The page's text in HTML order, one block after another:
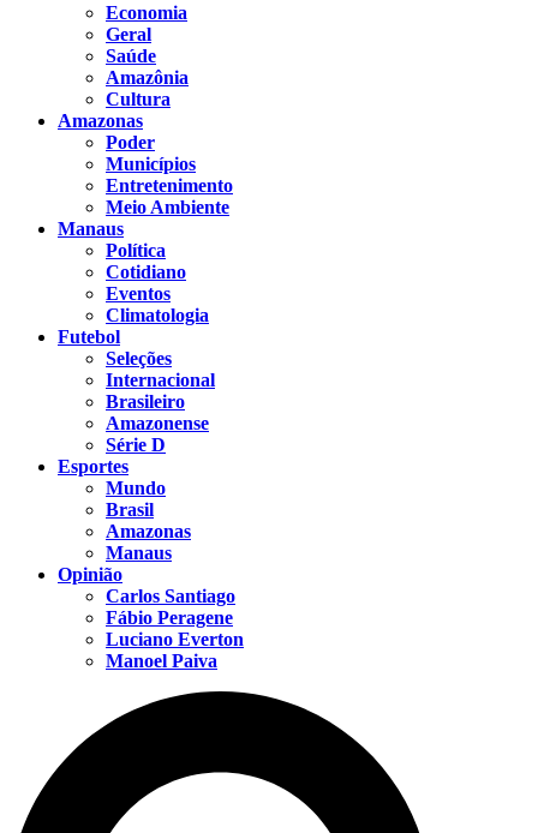
Economia
Geral
Saúde
Amazônia
Cultura
Amazonas
Poder
Municípios
Entretenimento
Meio Ambiente
Manaus
Política
Cotidiano
Eventos
Climatologia
Futebol
Seleções
Internacional
Brasileiro
Amazonense
Série D
Esportes
Mundo
Brasil
Amazonas
Manaus
Opinião
Carlos Santiago
Fábio Peragene
Luciano Everton
Manoel Paiva